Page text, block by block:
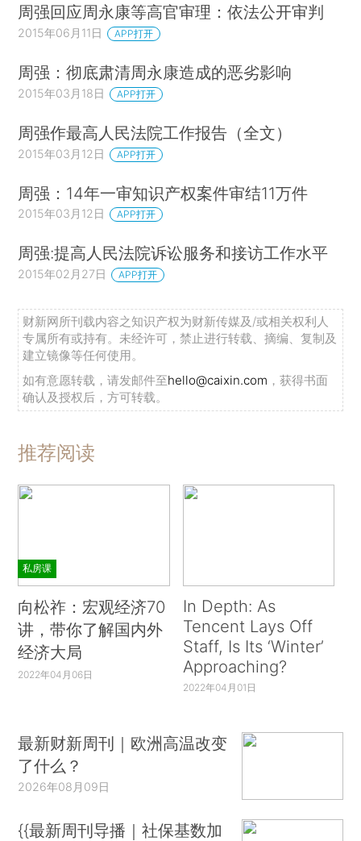
周强回应周永康等高官审理：依法公开审判
2015年06月11日 APP打开
周强：彻底肃清周永康造成的恶劣影响
2015年03月18日 APP打开
周强作最高人民法院工作报告（全文）
2015年03月12日 APP打开
周强：14年一审知识产权案件审结11万件
2015年03月12日 APP打开
周强:提高人民法院诉讼服务和接访工作水平
2015年02月27日 APP打开
财新网所刊载内容之知识产权为财新传媒及/或相关权利人
专属所有或持有。未经许可，禁止进行转载、摘编、复制及
建立镜像等任何使用。
如有意愿转载，请发邮件至hello@caixin.com ，获得书面
确认及授权后，方可转载。
推荐阅读
私房课
向松祚：宏观经济70
讲，带你了解国内外
经济大局
2022年04月06日
In Depth: As
Tencent Lays Off
Staff, Is Its ‘Winter’
Approaching?
2022年04月01日
最新财新周刊｜欧洲高温改变
了什么？
2026年08月09日
{{最新周刊导播｜社保基数加